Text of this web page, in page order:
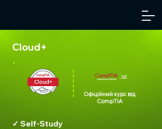
Cloud+
Офіційний курс від
CompTIA
✓ Self-Study